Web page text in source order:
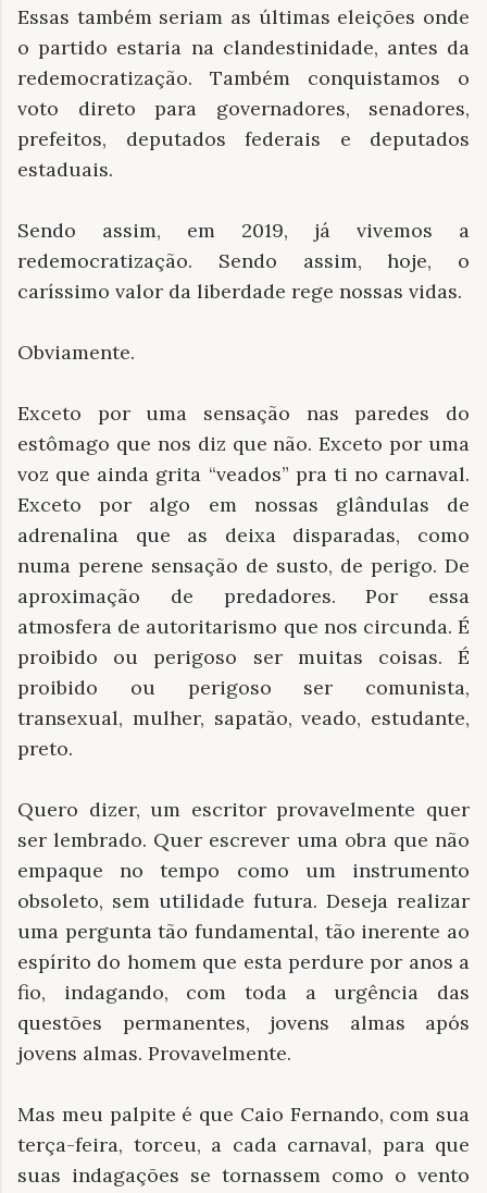
Essas também seriam as últimas eleições onde
o partido estaria na clandestinidade, antes da
redemocratização. Também conquistamos o
voto direto para governadores, senadores,
prefeitos, deputados federais e deputados
estaduais.
Sendo assim, em 2019, já vivemos a
redemocratização. Sendo assim, hoje, o
caríssimo valor da liberdade rege nossas vidas.
Obviamente.
Exceto por uma sensação nas paredes do
estômago que nos diz que não. Exceto por uma
voz que ainda grita “veados” pra ti no carnaval.
Exceto por algo em nossas glândulas de
adrenalina que as deixa disparadas, como
numa perene sensação de susto, de perigo. De
aproximação de predadores. Por essa
atmosfera de autoritarismo que nos circunda. É
proibido ou perigoso ser muitas coisas. É
proibido ou perigoso ser comunista,
transexual, mulher, sapatão, veado, estudante,
preto.
Quero dizer, um escritor provavelmente quer
ser lembrado. Quer escrever uma obra que não
empaque no tempo como um instrumento
obsoleto, sem utilidade futura. Deseja realizar
uma pergunta tão fundamental, tão inerente ao
espírito do homem que esta perdure por anos a
fio, indagando, com toda a urgência das
questões permanentes, jovens almas após
jovens almas. Provavelmente.
Mas meu palpite é que Caio Fernando, com sua
terça-feira, torceu, a cada carnaval, para que
suas indagações se tornassem como o vento